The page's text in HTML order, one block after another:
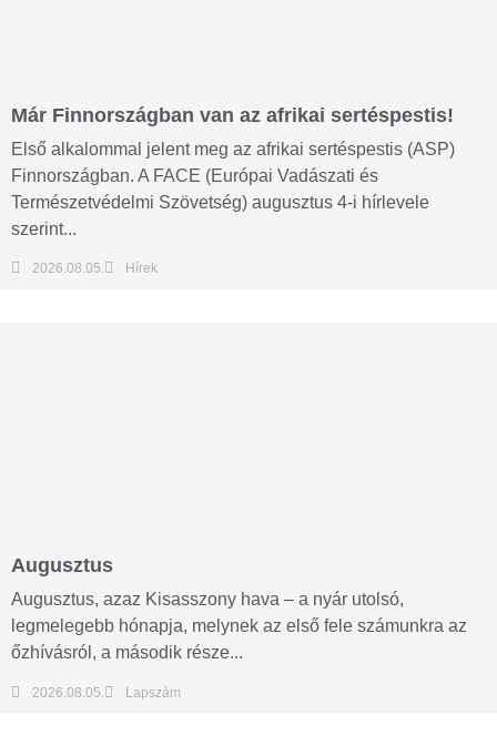
Már Finnországban van az afrikai sertéspestis!
Első alkalommal jelent meg az afrikai sertéspestis (ASP)
Finnországban. A FACE (Európai Vadászati és
Természetvédelmi Szövetség) augusztus 4-i hírlevele
szerint...
2026.08.05. Hírek
Augusztus
Augusztus, azaz Kisasszony hava – a nyár utolsó,
legmelegebb hónapja, melynek az első fele számunkra az
őzhívásról, a második része...
2026.08.05. Lapszám